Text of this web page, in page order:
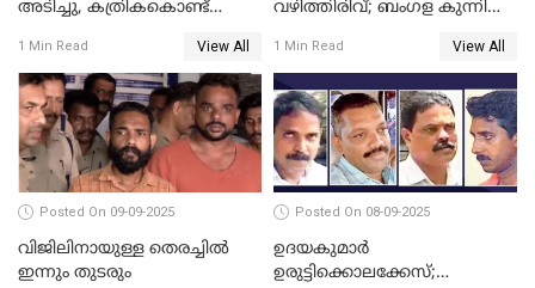
അടിച്ചു, കത്രികകൊണ്ട്
കൊലപ്പെടുത്തി; 5 പവൻ
സ്വർണ്ണവും ഒരു ലക്ഷം
രൂപയും കാണാതായി
1 Min Read View All
വഴിത്തിരിവ്; ബംഗള കുന്നിൽ
കണ്ടെത്തി
1 Min Read View All
Posted On 09-09-2025
വിജിലിനായുള്ള തെരച്ചിൽ
ഇന്നും തുടരും
Posted On 08-09-2025
ഉദയകുമാര്‍
ഉരുട്ടിക്കൊലക്കേസ്;